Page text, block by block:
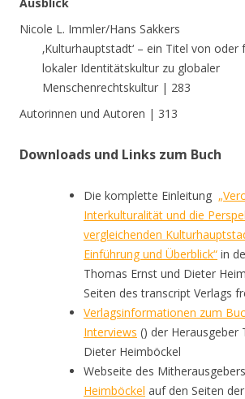
Nicole L. Immler/Hans Sakkers
‚Kulturhauptstadt‘ – ein Titel von oder
lokaler Identitätskultur zu globaler
Menschenrechtskultur | 283
Autorinnen und Autoren | 313
Downloads und Links zum Buch
Die komplette Einleitung
Interkulturalität und die
vergleichenden
Einführung und Überblick“ in
Thomas Ernst und Dieter
Seiten des transcript Verlags
Verlagsinformationen zum
Interviews () der Herausgeber
Dieter Heimböckel
Webseite des Mitherausgebers
Heimböckel auf den Seiten